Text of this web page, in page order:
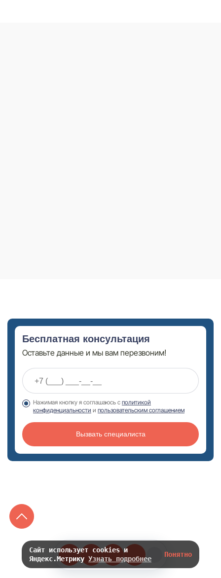
Бесплатная консультация
Оставьте данные и мы вам перезвоним!
Нажимая кнопку я соглашаюсь с политикой
конфиденциальности и пользовательским соглашением
Вызвать специалиста
Сайт использует cookies и
Яндекс.Метрику Узнать подробнее
Понятно